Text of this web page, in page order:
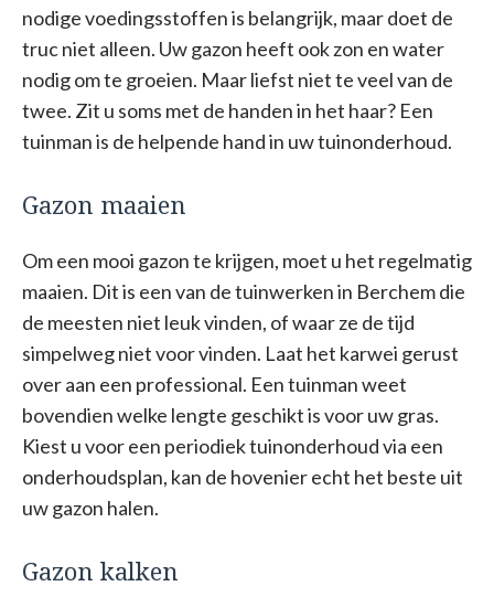
nodige voedingsstoffen is belangrijk, maar doet de
truc niet alleen. Uw gazon heeft ook zon en water
nodig om te groeien. Maar liefst niet te veel van de
twee. Zit u soms met de handen in het haar? Een
tuinman is de helpende hand in uw tuinonderhoud.
Gazon maaien
Om een mooi gazon te krijgen, moet u het regelmatig
maaien. Dit is een van de tuinwerken in Berchem die
de meesten niet leuk vinden, of waar ze de tijd
simpelweg niet voor vinden. Laat het karwei gerust
over aan een professional. Een tuinman weet
bovendien welke lengte geschikt is voor uw gras.
Kiest u voor een periodiek tuinonderhoud via een
onderhoudsplan, kan de hovenier echt het beste uit
uw gazon halen.
Gazon kalken